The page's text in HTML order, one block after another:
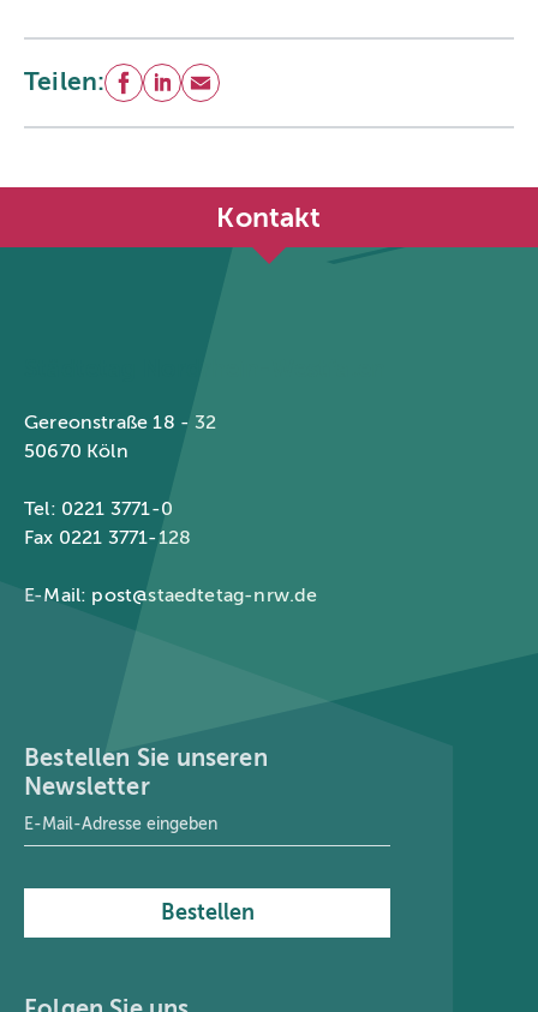
Teilen: Facebook
LinkedIn
E-Mail
Kontakt
Gereonstraße 18 - 32
50670 Köln
Tel: 0221 3771-0
Fax 0221 3771-128
E-Mail: post@staedtetag-nrw.de
Bestellen Sie unseren
Newsletter
E-Mail-Adresse
Bestellen